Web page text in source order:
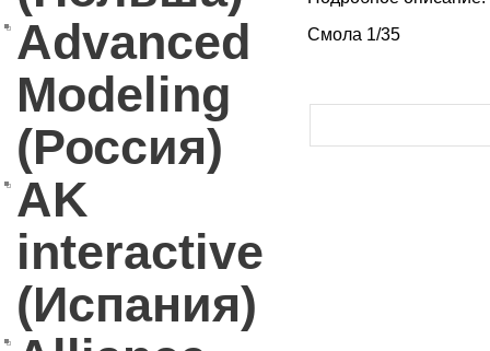
Advanced
Modeling
(Россия)
AK
interactive
(Испания)
Смола 1/35